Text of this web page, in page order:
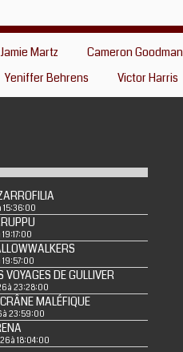
Jamie Martz Cameron Goodman
Yeniffer Behrens Victor Harris
15:36:00
19:57:00
VOYAGES DE GULLIVER
à 23:28:00
MALÉFIQUE
à 23:59:00
à 18:04:00